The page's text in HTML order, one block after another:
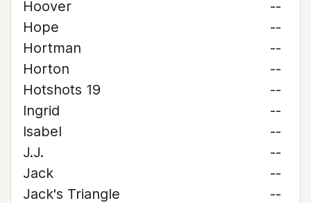
Hoover
--
Hope
--
Hortman
--
Horton
--
Hotshots 19
--
Ingrid
--
Isabel
--
J.J.
--
Jack
--
Jack's Triangle
--